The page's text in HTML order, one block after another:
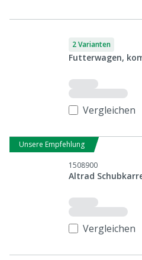
2 Varianten
Futterwagen,
Vergleichen
Unsere Empfehlung
1508900
Altrad
Vergleichen